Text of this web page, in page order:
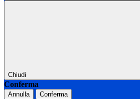
Chiudi
Conferma
Annulla Conferma